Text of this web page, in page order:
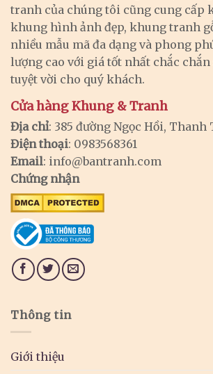
tranh của chúng tôi cũng cung cấp
khung hình ảnh đẹp, khung tranh
nhiều mẫu mã đa dạng và phong
lượng cao với giá tốt nhất chắc chắn
tuyệt vời cho quý khách.
Cửa hàng Khung & Tranh
Địa chỉ: 385 đường Ngọc Hồi, Thanh
Điện thoại: 0983568361
Email: info@bantranh.com
Chứng nhận
Thông tin
Giới thiệu